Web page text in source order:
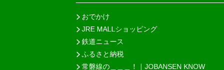
おでかけ
JRE MALLショッピング
鉄道ニュース
ふるさと納税
常磐線の＿＿＿！｜JOBANSEN KNOW